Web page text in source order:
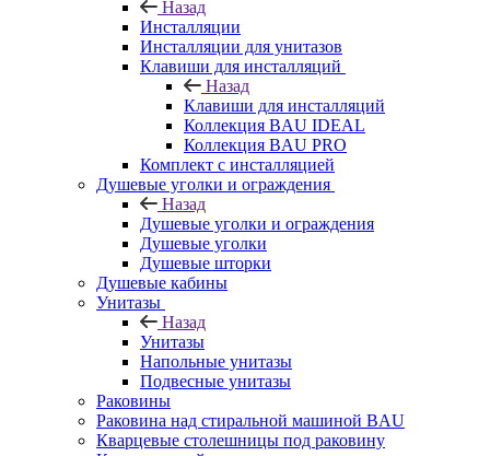
Назад
Инсталляции
Инсталляции для унитазов
Клавиши для инсталляций
Назад
Клавиши для инсталляций
Коллекция BAU IDEAL
Коллекция BAU PRO
Комплект с инсталляцией
Душевые уголки и ограждения
Назад
Душевые уголки и ограждения
Душевые уголки
Душевые шторки
Душевые кабины
Унитазы
Назад
Унитазы
Напольные унитазы
Подвесные унитазы
Раковины
Раковина над стиральной машиной BAU
Кварцевые столешницы под раковину